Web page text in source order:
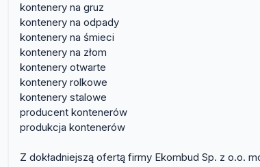
kontenery na gruz
kontenery na odpady
kontenery na śmieci
kontenery na złom
kontenery otwarte
kontenery rolkowe
kontenery stalowe
producent kontenerów
produkcja kontenerów
Z dokładniejszą ofertą firmy Ekombud Sp. z o.o.